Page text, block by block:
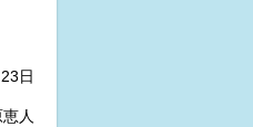
日
人